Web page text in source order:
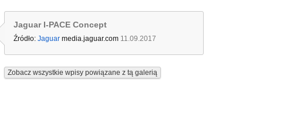
Jaguar I-PACE Concept
Źródło: Jaguar media.jaguar.com 11.09.2017
Zobacz wszystkie wpisy powiązane z tą galerią